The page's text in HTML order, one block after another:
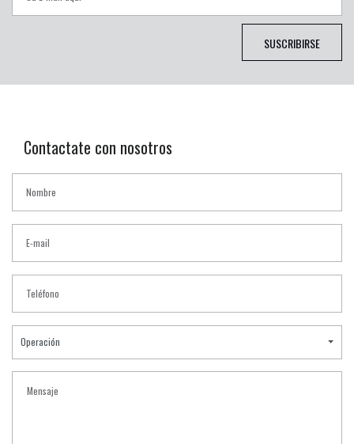
SUSCRIBIRSE
Contactate con nosotros
Operación